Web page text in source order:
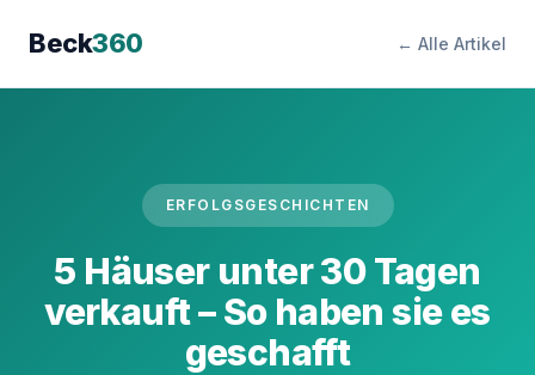
Beck360 ← Alle Artikel
ERFOLGSGESCHICHTEN
5 Häuser unter 30 Tagen
verkauft – So haben sie es
geschafft